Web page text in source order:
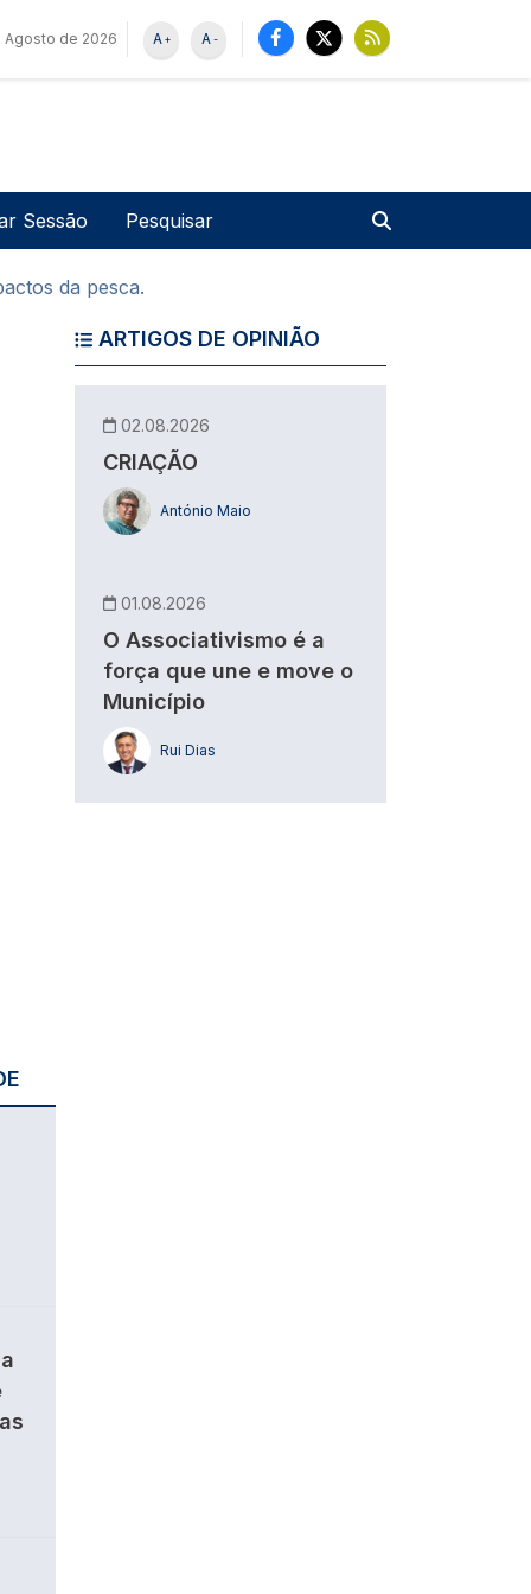
de 2026 -
A
+
A
de utilizador
Sessão
da pesca.
ARTIGOS DE OPINIÃO
02.08.2026
CRIAÇÃO
António Maio
01.08.2026
O Associativismo é a
força que une e move o
Município
Rui Dias